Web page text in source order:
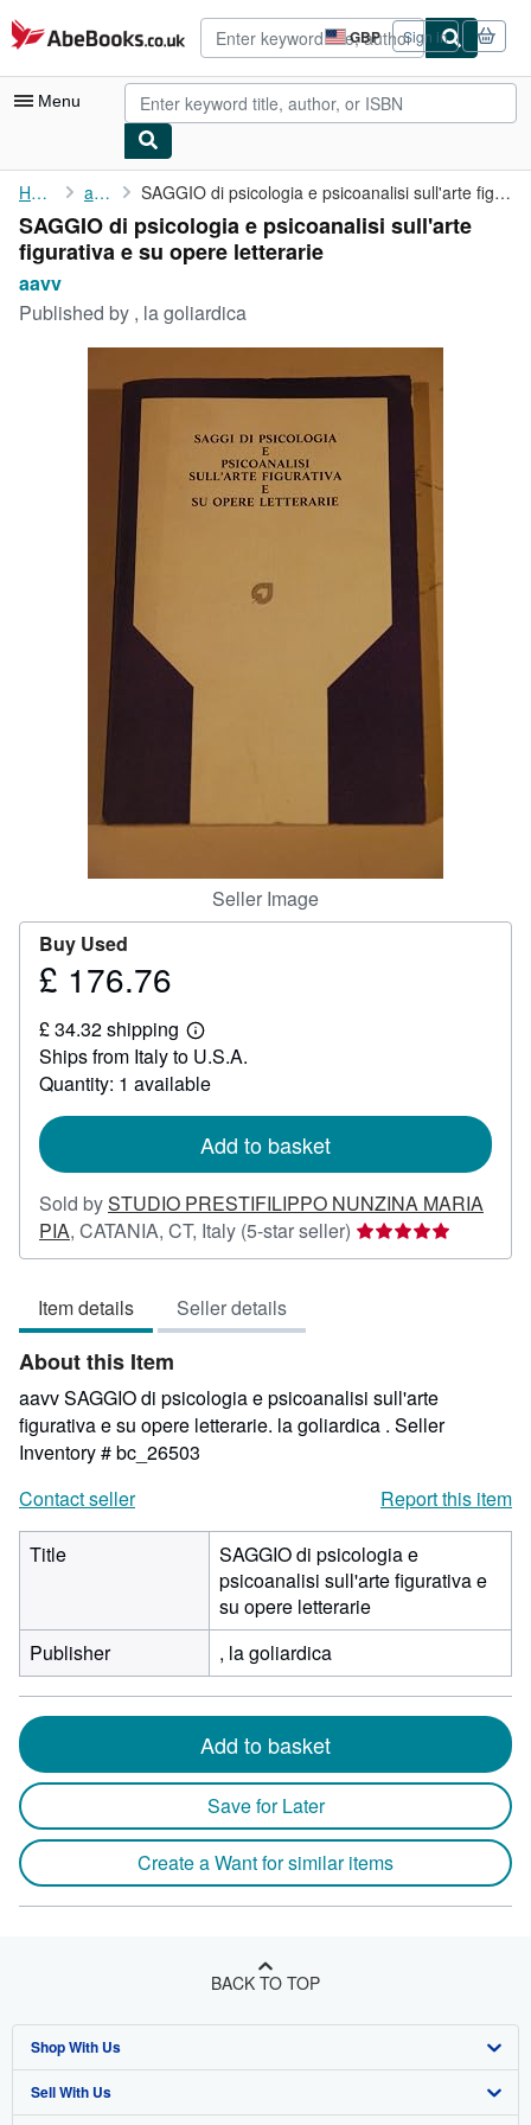
Skip to main content
AbeBooks.co.uk GBP
Site
shopping
preferences
Sign in
Menu
My Account
My Purchases
Browse Collections
Art & Collectables
CLOSE
Home aavv SAGGIO di psicologia e psicoanalisi sull'arte figurativa e su ...
SAGGIO di psicologia e psicoanalisi sull'arte
figurativa e su opere letterarie
aavv
Published by , la goliardica
Seller Image
Buy Used
Price
176.76
£ 176.76
£ 34.32 shipping
Learn
more
about
shipping
Ships from Italy to U.S.A.
Quantity: 1 available
Add to basket
Sold bySTUDIO PRESTIFILIPPO NUNZINA MARIA
PIA, CATANIA, CT, Italy (5-star seller) Seller
rating
stars
Item details Seller details
About this Item
aavv SAGGIO di psicologia e psicoanalisi sull'arte
figurativa e su opere letterarie. la goliardica . Seller
Inventory # bc_26503
Contact seller
Report this item
Title
SAGGIO di psicologia e
psicoanalisi sull'arte figurativa e
su opere letterarie
Publisher
, la goliardica
Add to basket
Save for Later
Create a Want for similar items
BACK TO TOP
Shop With Us
Advanced Search
Sell With Us